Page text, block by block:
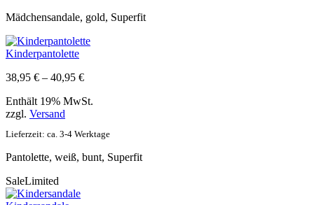
Mädchensandale, gold, Superfit
Kinderpantolette
38,95 € – 40,95 €Preisspanne:
bis
Enthält 19% MwSt.
zzgl. Versand
Lieferzeit: ca. 3-4 Werktage
Pantolette, weiß, bunt, Superfit
SaleLimited